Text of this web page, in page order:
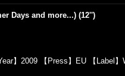
Days and more...) (12'')
】2009 【Press】EU 【Label